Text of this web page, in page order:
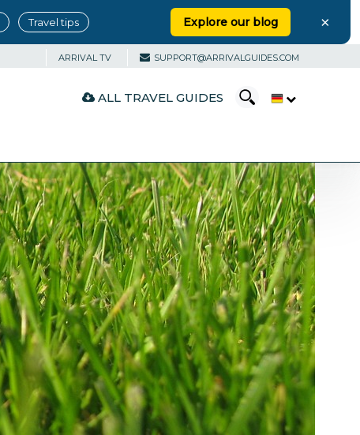
Travel tips Explore our blog ×
ARRIVAL TV SUPPORT@ARRIVALGUIDES.COM
ALL TRAVEL GUIDES